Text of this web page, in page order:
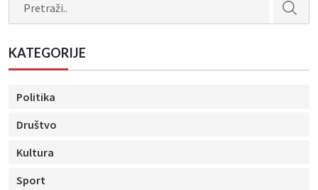
KATEGORIJE
Politika
Društvo
Kultura
Sport